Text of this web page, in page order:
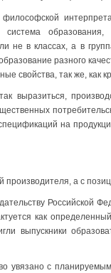
философской
не в классах, а в
разного
свойства, так же, как
выразиться,
на
производителя, а с
Российской
как
выпускники
увязано с